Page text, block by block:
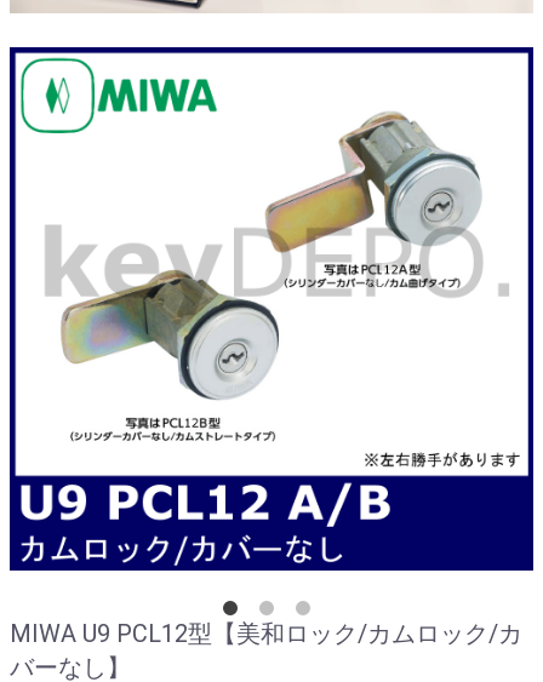
MIWA U9 PCL12型【美和ロック/カムロック/カ
バーなし】